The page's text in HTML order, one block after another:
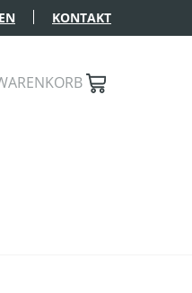
KONTAKT